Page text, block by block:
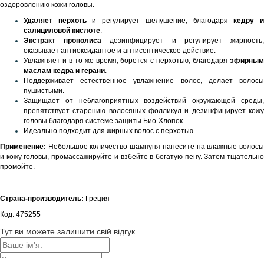
оздоровлению кожи головы.
Удаляет перхотьи регулирует шелушение, благодарякедру и
салициловой кислоте.
Экстракт прополиса дезинфицирует и регулирует жирность,
оказывает антиоксидантое и антисептическое действие.
Увлажняет и в то же время, борется с перхотью, благодаря эфирным
маслам кедра и герани.
Поддерживает естественное увлажнение волос, делает волосы
пушистыми.
Защищает от неблагоприятных воздействий окружающей среды,
препятствует старению волосяных фолликул и дезинфицирует кожу
головы благодаря системе защиты Био-Хлопок.
Идеально подходит для жирных волос с перхотью.
Применение: Небольшое количество шампуня нанесите на влажные волосы
и кожу головы, промассажируйте и взбейте в богатую пену. Затем тщательно
промойте.
Страна-производитель: Греция
Код: 475255
Тут ви можете залишити свій відгук